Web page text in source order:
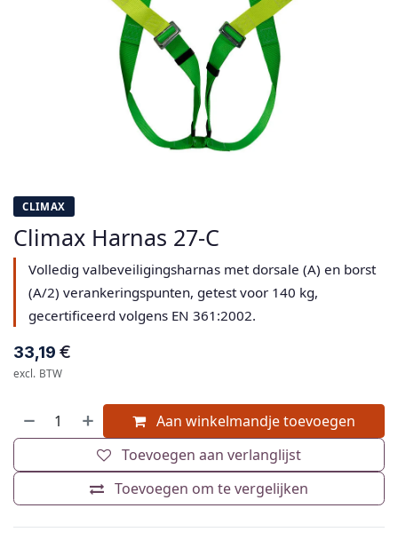
CLIMAX
Climax Harnas 27-C
Volledig valbeveiligingsharnas met dorsale (A) en borst
(A/2) verankeringspunten, getest voor 140 kg,
gecertificeerd volgens EN 361:2002.
33,19 €
excl. BTW
Aan winkelmandje toevoegen
Toevoegen om te vergelijken
Toevoegen aan verlanglijst